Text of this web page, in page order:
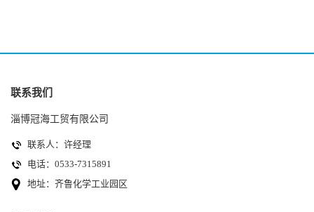
联系我们
淄博冠海工贸有限公司
联系人：许经理
电话：0533-7315891
地址：齐鲁化学工业园区